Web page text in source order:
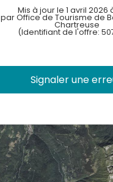
Mis à jour le 1 avril 2026
par Office de Tourisme de
Chartreuse
(Identifiant de l'offre:
Signaler une